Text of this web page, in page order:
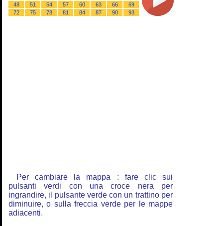
48
51 54 57 60 63 66
69
72
75 78 81 84 87 90 93
Per cambiare la mappa : fare clic sui
pulsanti verdi con una croce nera per
ingrandire, il pulsante verde con un trattino per
diminuire, o sulla freccia verde per le mappe
adiacenti.